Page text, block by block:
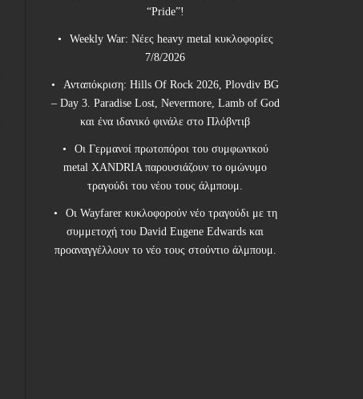
“Pride”!
Weekly War: Νέες heavy metal κυκλοφορίες
7/8/2026
Ανταπόκριση: Hills Of Rock 2026, Plovdiv BG
– Day 3. Paradise Lost, Nevermore, Lamb of God
και ένα ιδανικό φινάλε στο Πλόβντιβ
Οι Γερμανοί πρωτοπόροι του συμφωνικού
metal XANDRIA παρουσιάζουν το ομώνυμο
τραγούδι του νέου τους άλμπουμ.
Οι Wayfarer κυκλοφορούν νέο τραγούδι με τη
συμμετοχή του David Eugene Edwards και
προαναγγέλλουν το νέο τους στούντιο άλμπουμ.